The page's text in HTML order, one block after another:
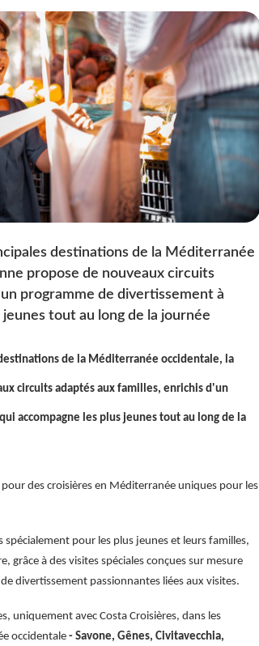
destinations de la Méditerranée
propose de nouveaux circuits
programme de divertissement à
tout au long de la journée
de la Méditerranée occidentale, la
circuits adaptés aux familles, enrichis d'un
accompagne les plus jeunes tout au long de la
des croisières en Méditerranée uniques pour les
pour les plus jeunes et leurs familles,
grâce à des visites spéciales conçues sur mesure
divertissement passionnantes liées aux visites.
uniquement avec Costa Croisières, dans les
occidentale - Savone, Gênes, Civitavecchia,